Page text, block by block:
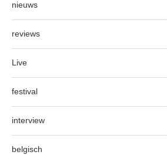
nieuws
reviews
Live
festival
interview
belgisch